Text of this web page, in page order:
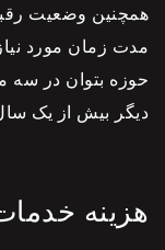
همچنین وضعیت
مدت زمان مورد
حوزه بتوان در
دیگر بیش از یک
هزینه